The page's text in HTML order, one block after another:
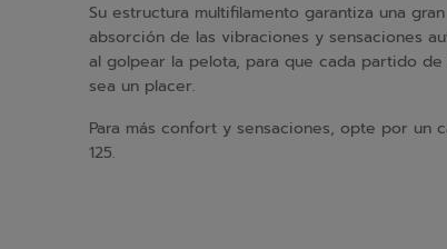
Su estructura multifilamento garantiza una gran
absorción de las vibraciones y sensaciones
al golpear la pelota, para que cada partido de
sea un placer.
Para más confort y sensaciones, opte por un
125.